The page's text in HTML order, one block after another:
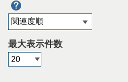
最大表示件数